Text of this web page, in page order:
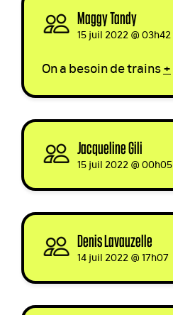
Maggy Tandy
15 juil 2022 @ 03h42
On a besoin de trains+
Jacqueline Gili
15 juil 2022 @ 00h05
Denis Lavauzelle
14 juil 2022 @ 17h07